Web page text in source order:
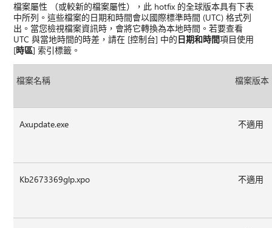
檔案屬性 （或較新的檔案屬性），此 hotfix 的全球版本具有下表
中所列。這些檔案的日期和時間會以國際標準時間 (UTC) 格式列
出。當您檢視檔案資訊時，會將它轉換為本地時間。若要查看
UTC 與當地時間的時差，請在 [控制台] 中的日期和時間項目使用
[時區] 索引標籤。
檔案名稱 檔案版本
Axupdate.exe 不適用
Kb2673369glp.xpo 不適用